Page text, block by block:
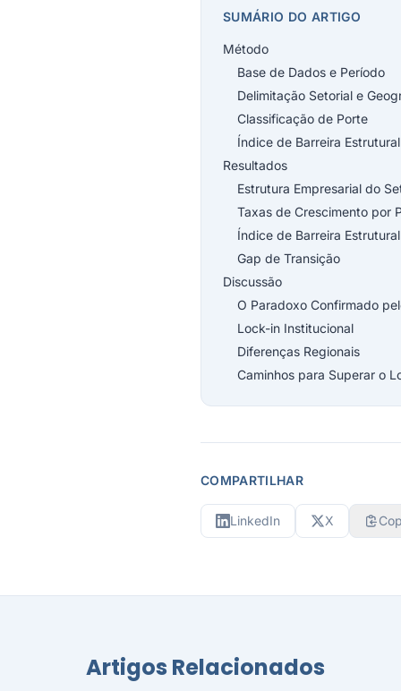
SUMÁRIO DO ARTIGO
Método
Base de Dados e Período
Delimitação Setorial e
Classificação de Porte
Índice de Barreira
Resultados
Estrutura Empresarial do
Taxas de Crescimento por
Índice de Barreira Estrutural
Gap de Transição
Discussão
O Paradoxo Confirmado
Lock-in Institucional
Diferenças Regionais
Caminhos para Superar o
COMPARTILHAR
LinkedIn X
Artigos Relacionados